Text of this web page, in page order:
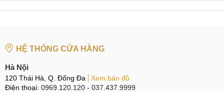
HỆ THỐNG CỬA HÀNG
Hà Nội
120 Thái Hà, Q. Đống Đa
Xem bản đồ
Điện thoại: 0969.120.120 - 037.437.9999